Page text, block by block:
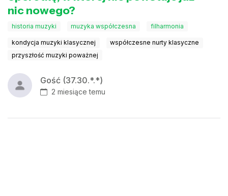
nic nowego?
historia muzyki muzyka współczesna filharmonia
kondycja muzyki klasycznej
współczesne nurty klasyczne
przyszłość muzyki poważnej
Gość (37.30.*.*)
2 miesiące temu